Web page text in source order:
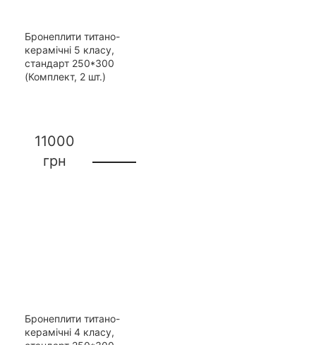
Бронеплити титано-
керамічні 5 класу,
стандарт 250*300
(Комплект, 2 шт.)
11000
грн
Бронеплити титано-
керамічні 4 класу,